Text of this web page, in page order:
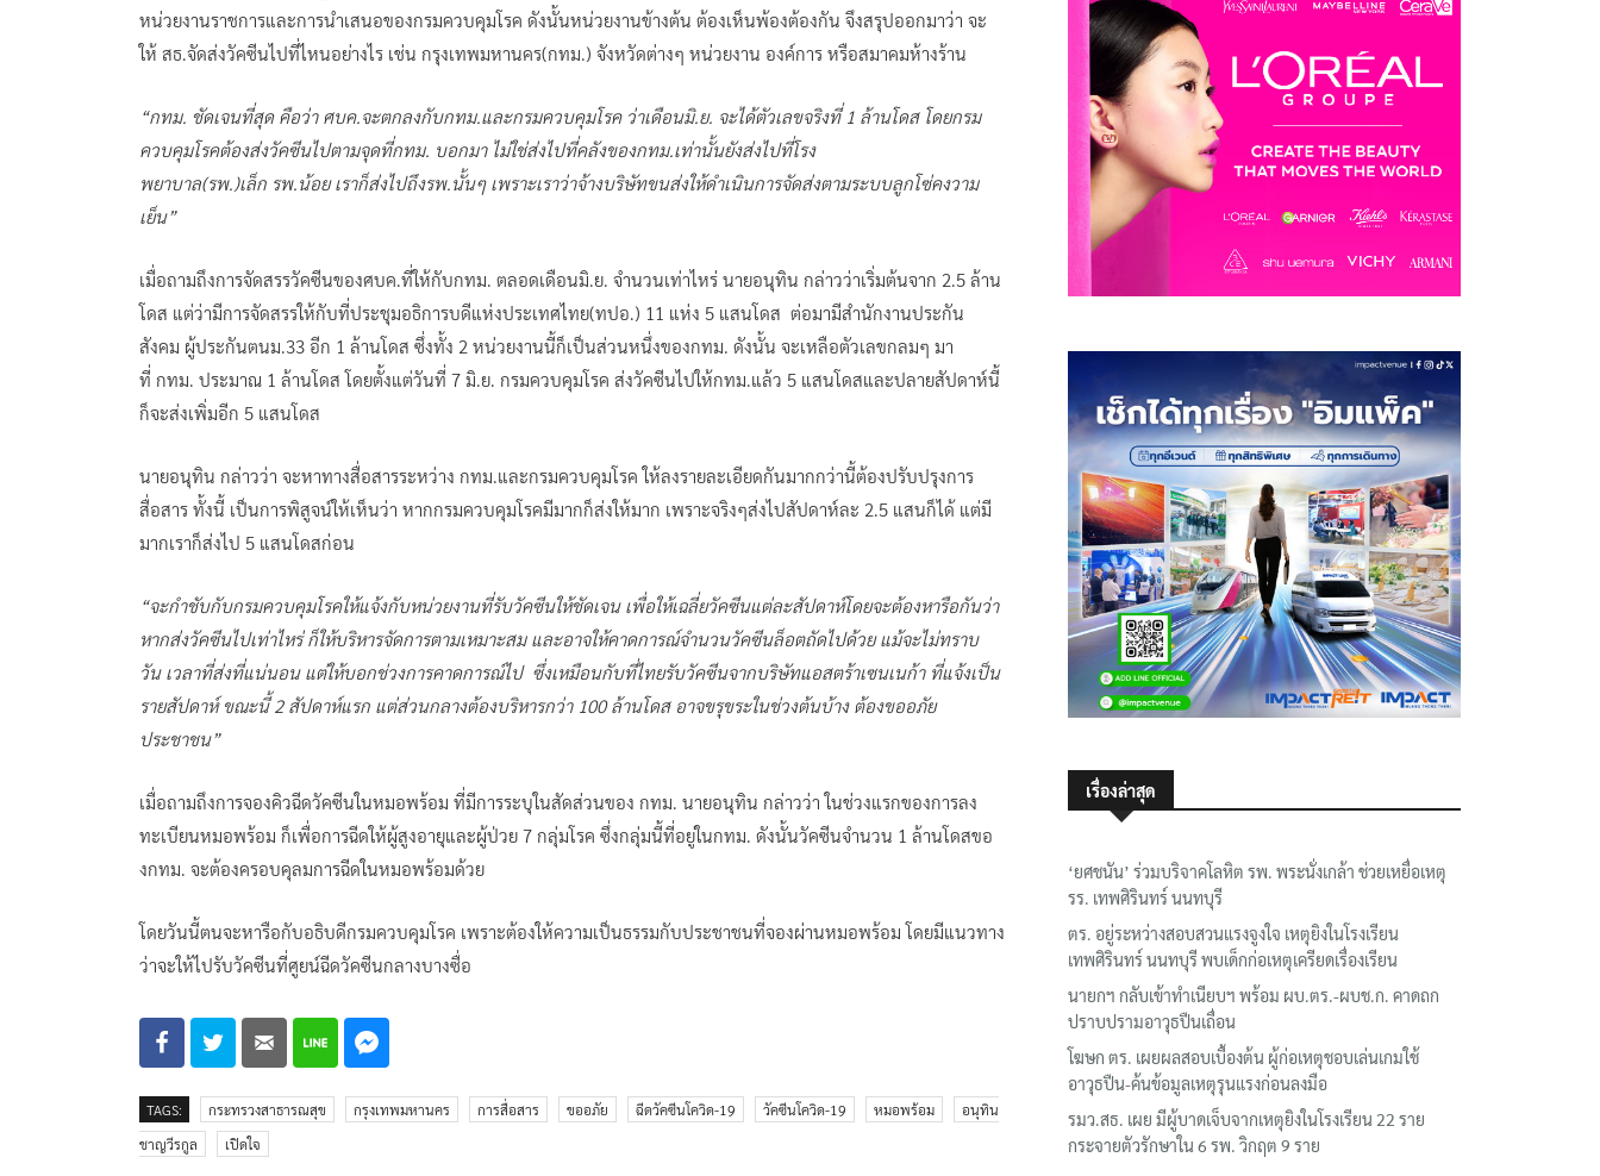
หน่วยงานราชการและการนำเสนอของกรมควบคุมโรค ดังนั้นหน่วยงานข้างต้น ต้องเห็นพ้องต้องกัน จึงสรุปออกมาว่า จะ
ให้ สธ.จัดส่งวัคซีนไปที่ไหนอย่างไร เช่น กรุงเทพมหานคร(กทม.) จังหวัดต่างๆ หน่วยงาน องค์การ หรือสมาคมห้างร้าน
“กทม. ชัดเจนที่สุด คือว่า ศบค.จะตกลงกับกทม.และกรมควบคุมโรค ว่าเดือนมิ.ย. จะได้ตัวเลขจริงที่ 1 ล้านโดส โดยกรม
ควบคุมโรคต้องส่งวัคซีนไปตามจุดที่กทม. บอกมา ไม่ใช่ส่งไปที่คลังของกทม.เท่านั้นยังส่งไปที่โรง
พยาบาล(รพ.)เล็ก รพ.น้อย เราก็ส่งไปถึงรพ.นั้นๆ เพราะเราว่าจ้างบริษัทขนส่งให้ดำเนินการจัดส่งตามระบบลูกโซ่คงวาม
เย็น”
เมื่อถามถึงการจัดสรรวัคซีนของศบค.ที่ให้กับกทม. ตลอดเดือนมิ.ย. จำนวนเท่าไหร่ นายอนุทิน กล่าวว่าเริ่มต้นจาก 2.5 ล้าน
โดส แต่ว่ามีการจัดสรรให้กับที่ประชุมอธิการบดีแห่งประเทศไทย(ทปอ.) 11 แห่ง 5 แสนโดส ต่อมามีสำนักงานประกัน
สังคม ผู้ประกันตนม.33 อีก 1 ล้านโดส ซึ่งทั้ง 2 หน่วยงานนี้ก็เป็นส่วนหนึ่งของกทม. ดังนั้น จะเหลือตัวเลขกลมๆ มา
ที่ กทม. ประมาณ 1 ล้านโดส โดยตั้งแต่วันที่ 7 มิ.ย. กรมควบคุมโรค ส่งวัคซีนไปให้กทม.แล้ว 5 แสนโดสและปลายสัปดาห์นี้
ก็จะส่งเพิ่มอีก 5 แสนโดส
นายอนุทิน กล่าวว่า จะหาทางสื่อสารระหว่าง กทม.และกรมควบคุมโรค ให้ลงรายละเอียดกันมากกว่านี้ต้องปรับปรุงการ
สื่อสาร ทั้งนี้ เป็นการพิสูจน์ให้เห็นว่า หากกรมควบคุมโรคมีมากก็ส่งให้มาก เพราะจริงๆส่งไปสัปดาห์ละ 2.5 แสนก็ได้ แต่มี
มากเราก็ส่งไป 5 แสนโดสก่อน
“จะกำชับกับกรมควบคุมโรคให้แจ้งกับหน่วยงานที่รับวัคซีนให้ชัดเจน เพื่อให้เฉลี่ยวัคซีนแต่ละสัปดาห์โดยจะต้องหารือกันว่า
หากส่งวัคซีนไปเท่าไหร่ ก็ให้บริหารจัดการตามเหมาะสม และอาจให้คาดการณ์จำนวนวัคซีนล็อตถัดไปด้วย แม้จะไม่ทราบ
วัน เวลาที่ส่งที่แน่นอน แต่ให้บอกช่วงการคาดการณ์ไป ซึ่งเหมือนกับที่ไทยรับวัคซีนจากบริษัทแอสตร้าเซนเนก้า ที่แจ้งเป็น
รายสัปดาห์ ขณะนี้ 2 สัปดาห์แรก แต่ส่วนกลางต้องบริหารกว่า 100 ล้านโดส อาจขรุขระในช่วงต้นบ้าง ต้องขออภัย
ประชาชน”
เมื่อถามถึงการจองคิวฉีดวัคซีนในหมอพร้อม ที่มีการระบุในสัดส่วนของ กทม. นายอนุทิน กล่าวว่า ในช่วงแรกของการลง
ทะเบียนหมอพร้อม ก็เพื่อการฉีดให้ผู้สูงอายุและผู้ป่วย 7 กลุ่มโรค ซึ่งกลุ่มนี้ที่อยู่ในกทม. ดังนั้นวัคซีนจำนวน 1 ล้านโดสขอ
งกทม. จะต้องครอบคุลมการฉีดในหมอพร้อมด้วย
โดยวันนี้ตนจะหารือกับอธิบดีกรมควบคุมโรค เพราะต้องให้ความเป็นธรรมกับประชาชนที่จองผ่านหมอพร้อม โดยมีแนวทาง
ว่าจะให้ไปรับวัคซีนที่ศูยน์ฉีดวัคซีนกลางบางซื่อ
TAGS: กระทรวงสาธารณสุข กรุงเทพมหานคร การสื่อสาร ขออภัย ฉีดวัคซีนโควิด-19 วัคซีนโควิด-19 หมอพร้อม
อนุทิน
ชาญวีรกูล
เปิดใจ
เรื่องล่าสุด
‘ยศชนัน’ ร่วมบริจาคโลหิต รพ. พระนั่งเกล้า ช่วยเหยื่อเหตุ
รร. เทพศิรินทร์ นนทบุรี
ตร. อยู่ระหว่างสอบสวนแรงจูงใจ เหตุยิงในโรงเรียน
เทพศิรินทร์ นนทบุรี พบเด็กก่อเหตุเครียดเรื่องเรียน
นายกฯ กลับเข้าทำเนียบฯ พร้อม ผบ.ตร.-ผบช.ก. คาดถก
ปราบปรามอาวุธปืนเถื่อน
โฆษก ตร. เผยผลสอบเบื้องต้น ผู้ก่อเหตุชอบเล่นเกมใช้
อาวุธปืน-ค้นข้อมูลเหตุรุนแรงก่อนลงมือ
รมว.สธ. เผย มีผู้บาดเจ็บจากเหตุยิงในโรงเรียน 22 ราย
กระจายตัวรักษาใน 6 รพ. วิกฤต 9 ราย